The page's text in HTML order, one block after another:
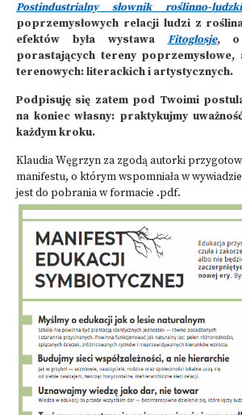
Postindustrialny słownik roślinno-ludzki
poprzemysłowych relacji ludzi z
efektów była wystawa Fitoglosje, o
porastających tereny
terenowych: literackich i artystycznych.
Podpisuję się zatem pod Twoimi
na koniec własny: praktykujmy
każdym kroku.
Klaudia Węgrzyn za zgodą autorki
manifestu, o którym wspomniała w
jest do pobrania w formacie .pdf.